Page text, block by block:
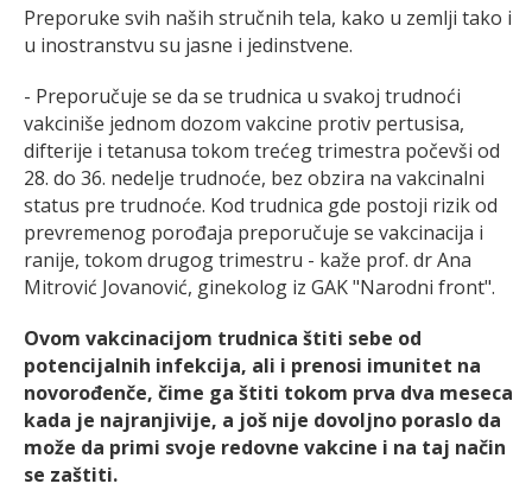
Preporuke svih naših stručnih tela, kako u zemlji tako i
u inostranstvu su jasne i jedinstvene.
- Preporučuje se da se trudnica u svakoj trudnoći
vakciniše jednom dozom vakcine protiv pertusisa,
difterije i tetanusa tokom trećeg trimestra počevši od
28. do 36. nedelje trudnoće, bez obzira na vakcinalni
status pre trudnoće. Kod trudnica gde postoji rizik od
prevremenog porođaja preporučuje se vakcinacija i
ranije, tokom drugog trimestru - kaže prof. dr Ana
Mitrović Jovanović, ginekolog iz GAK "Narodni front".
Ovom vakcinacijom trudnica štiti sebe od
potencijalnih infekcija, ali i prenosi imunitet na
novorođenče, čime ga štiti tokom prva dva meseca
kada je najranjivije, a još nije dovoljno poraslo da
može da primi svoje redovne vakcine i na taj način
se zaštiti.